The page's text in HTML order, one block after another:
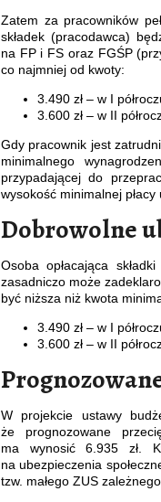
Zatem za pracowników
składek (pracodawca)
na FP i FS oraz FGŚP
co najmniej od kwoty:
3.490 zł – w I
3.600 zł – w II
Gdy pracownik jest
minimalnego
przypadającej do
wysokość minimalnej
Dobrowolne
Osoba opłacająca
zasadniczo może
być niższa niż kwota
3.490 zł – w I
3.600 zł – w II
W projekcie ustawy
że prognozowane
ma wynosić 6.935 zł.
na ubezpieczenia
tzw. małego ZUS